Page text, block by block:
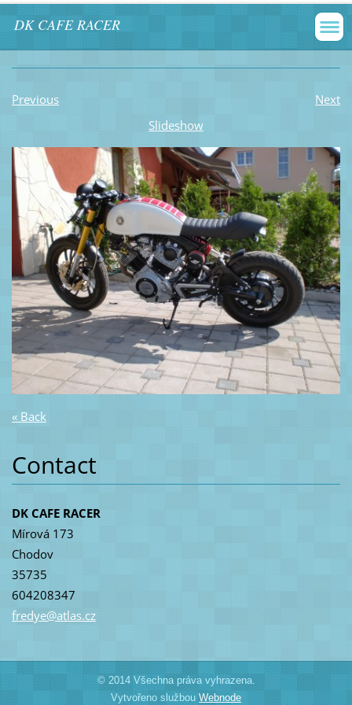
DK CAFE RACER
Previous
Next
Slideshow
« Back
Contact
DK CAFE RACER
Mírová 173
Chodov
35735
604208347
fredye@atlas.cz
© 2014 Všechna práva vyhrazena.
Vytvořeno službou Webnode